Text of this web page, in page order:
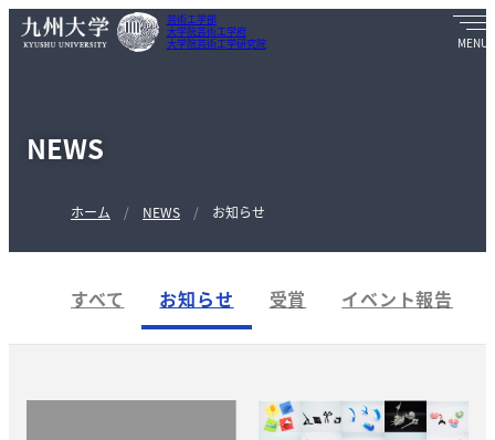
芸術工学部
大学院芸術工学府
大学院芸術工学研究院
NEWS
ホーム NEWS お知らせ
すべて お知らせ 受賞 イベント報告